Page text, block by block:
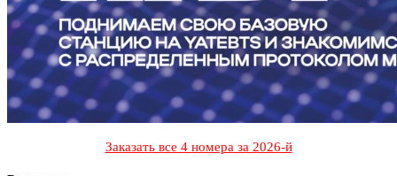
Заказать все 4 номера за 2026-й